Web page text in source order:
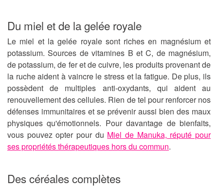
Du miel et de la gelée royale
Le miel et la gelée royale sont riches en magnésium et
potassium. Sources de vitamines B et C, de magnésium,
de potassium, de fer et de cuivre, les produits provenant de
la ruche aident à vaincre le stress et la fatigue. De plus, ils
possèdent de multiples anti-oxydants, qui aident au
renouvellement des cellules. Rien de tel pour renforcer nos
défenses immunitaires et se prévenir aussi bien des maux
physiques qu'émotionnels. Pour davantage de bienfaits,
vous pouvez opter pour du Miel de Manuka, réputé pour
ses propriétés thérapeutiques hors du commun.
Des céréales complètes